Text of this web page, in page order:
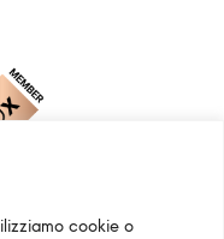
cookie o